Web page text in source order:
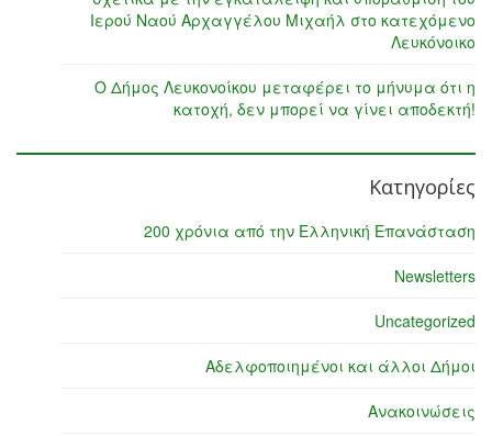
Ιερού Ναού Αρχαγγέλου Μιχαήλ στο κατεχόμενο
Λευκόνοικο
Ο Δήμος Λευκονοίκου μεταφέρει το μήνυμα ότι η
κατοχή, δεν μπορεί να γίνει αποδεκτή!
Κατηγορίες
200 χρόνια από την Ελληνική Επανάσταση
Newsletters
Uncategorized
Αδελφοποιημένοι και άλλοι Δήμοι
Ανακοινώσεις